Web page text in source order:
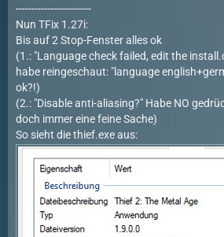
------------------------
Nun TFix 1.27i:
Bis auf 2 Stop-Fenster alles ok
(1.: "Language check failed, edit the
habe reingeschaut: "language
ok?!)
(2.: "Disable anti-aliasing?" Habe NO
doch immer eine feine Sache)
So sieht die thief.exe aus: